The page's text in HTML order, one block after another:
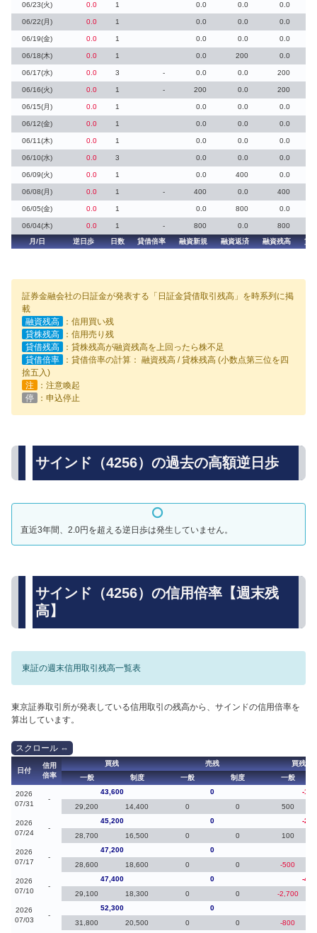
06/23(火) 0.0 1 0.0 0.0 0.0
06/22(月) 0.0 1 0.0 0.0 0.0
06/19(金) 0.0 1 0.0 0.0 0.0
06/18(木) 0.0 1 0.0 200 0.0
06/17(水) 0.0 3 - 0.0 0.0 200
06/16(火) 0.0 1 - 200 0.0 200
06/15(月) 0.0 1 0.0 0.0 0.0
06/12(金) 0.0 1 0.0 0.0 0.0
06/11(木) 0.0 1 0.0 0.0 0.0
06/10(水) 0.0 3 0.0 0.0 0.0
06/09(火) 0.0 1 0.0 400 0.0
06/08(月) 0.0 1 - 400 0.0 400
06/05(金) 0.0 1 0.0 800 0.0
06/04(木) 0.0 1 - 800 0.0
800
月/日
逆日歩 日数 貸借倍率 融資新規 融資返済 融資残高 貸
証券金融会社の日証金が発表する「日証金貸借取引残高」を時系列に掲
載
融資残高
：信用買い残
貸株残高
：信用売り残
貸借残高
：貸株残高が融資残高を上回ったら株不足
貸借倍率
：貸借倍率の計算： 融資残高 / 貸株残高 (小数点第三位を四
捨五入)
注
：注意喚起
停
：申込停止
サインド（4256）の過去の高額逆日歩
直近3年間、2.0円を超える逆日歩は発生していません。
サインド（4256）の信用倍率【週末残
高】
東証の週末信用取引残高一覧表
東京証券取引所が発表している信用取引の残高から、サインドの信用倍率を
算出しています。
日付
信用
倍率
買残 売残
買残（
一般
制度 一般 制度 一般
2026
07/31
-
43,600 0
-
29,200
14,400 0 0 500
2026
07/24
-
45,200 0
-
28,700
16,500 0 0 100
2026
07/17
-
47,200 0
28,600
18,600 0 0 -500
2026
07/10
-
47,400 0
-
29,100
18,300 0 0 -2,700
2026
07/03
-
52,300 0
31,800
20,500 0 0 -800